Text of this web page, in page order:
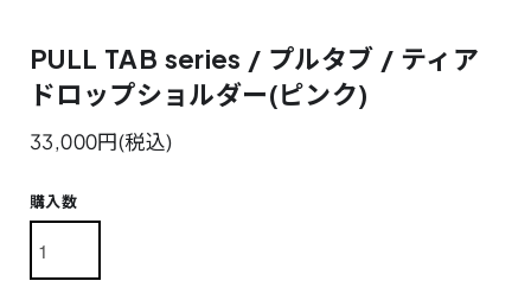
PULL TAB series / プルタブ / ティア
ドロップショルダー(ピンク)
33,000円(税込)
購入数